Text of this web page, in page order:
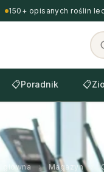
150+ opisanych roślin
📋Poradnik 📋
główna › Magazyn